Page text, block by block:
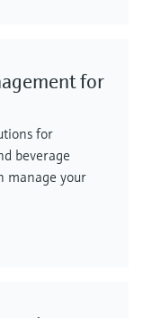
for
for
beverage
manage your